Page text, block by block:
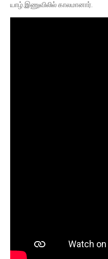
யாழ்.இணுவிலில் காலமானார்.